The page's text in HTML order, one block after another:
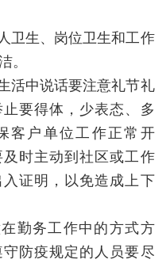
卫生、岗位卫生和工作
。
活中说话要注意礼节礼
要得体，少表态、多
客户单位工作正常开
时主动到社区或工作
证明，以免造成上下
勤务工作中的方式方
防疫规定的人员要尽